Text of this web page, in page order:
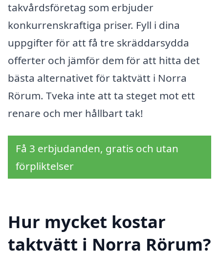
takvårdsföretag som erbjuder
konkurrenskraftiga priser. Fyll i dina
uppgifter för att få tre skräddarsydda
offerter och jämför dem för att hitta det
bästa alternativet för taktvätt i Norra
Rörum. Tveka inte att ta steget mot ett
renare och mer hållbart tak!
Få 3 erbjudanden, gratis och utan
förpliktelser
Hur mycket kostar
taktvätt i Norra Rörum?